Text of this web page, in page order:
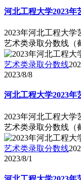
河北工程大学2023年
2023年河北工程大学
艺术类录取分数线（
艺术类录取分数线
2023/8/8
河北工程大学2023年
2023年河北工程大学
艺术类录取分数线（
艺术类录取分数线
2023/8/1